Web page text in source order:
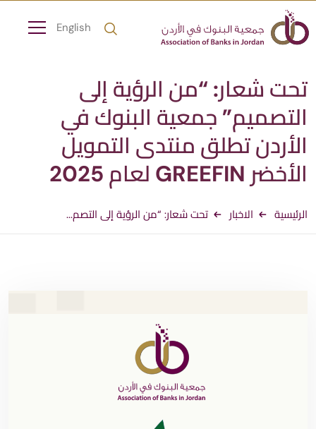
English
تحت شعار: “من الرؤية إلى
التصميم” جمعية البنوك في
الأردن تطلق منتدى التمويل
الأخضر GREEFIN لعام 2025
الرئيسية الاخبار تحت شعار: “من الرؤية إلى التصم...